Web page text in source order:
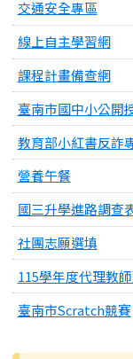
交通安全專區
線上自主學習網
課程計畫備查網
臺南市國中小公開
教育部小紅書反詐
營養午餐
國三升學進路調查
社團志願選填
115學年度代理教
臺南市Scratch競賽